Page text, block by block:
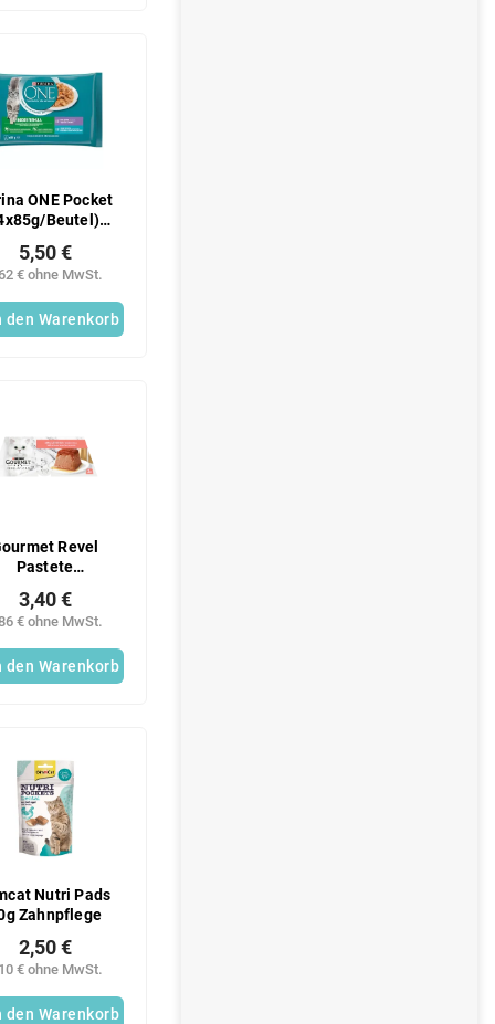
ONE Pocket
Beutel)
€ ohne MwSt.
5,50 €
den Warenkorb
Revel
Pastete
€ ohne MwSt.
3,40 €
den Warenkorb
Nutri Pads
Zahnpflege
€ ohne MwSt.
2,50 €
den Warenkorb